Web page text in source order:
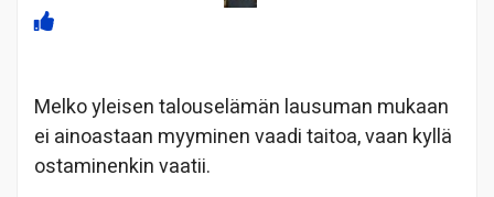
Melko yleisen talouselämän lausuman mukaan
ei ainoastaan myyminen vaadi taitoa, vaan kyllä
ostaminenkin vaatii.